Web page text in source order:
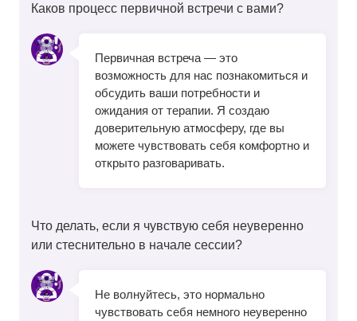
Каков процесс первичной встречи с вами?
Первичная встреча — это
возможность для нас познакомиться и
обсудить ваши потребности и
ожидания от терапии. Я создаю
доверительную атмосферу, где вы
можете чувствовать себя комфортно и
открыто разговаривать.
Что делать, если я чувствую себя неуверенно
или стеснительно в начале сессии?
Не волнуйтесь, это нормально
чувствовать себя немного неуверенно